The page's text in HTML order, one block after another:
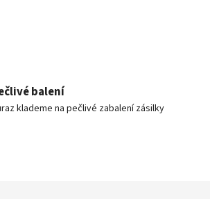
balení
klademe na pečlivé zabalení zásilky